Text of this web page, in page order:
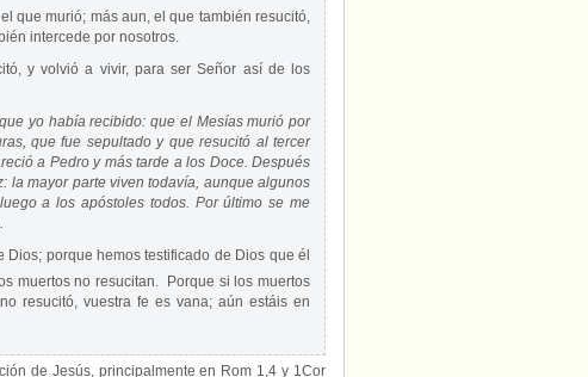
que murió; más aun, el que también resucitó,
intercede por nosotros.
y volvió a vivir, para ser Señor así de los
yo había recibido: que el Mesías murió por
que fue sepultado y que resucitó al tercer
a Pedro y más tarde a los Doce. Después
la mayor parte viven todavía, aunque algunos
a los apóstoles todos. Por último se me
porque hemos testificado de Dios que él
muertos no resucitan.
Porque si los muertos
resucitó, vuestra fe es vana; aún estáis en
de Jesús, principalmente en Rom 1,4 y 1Cor